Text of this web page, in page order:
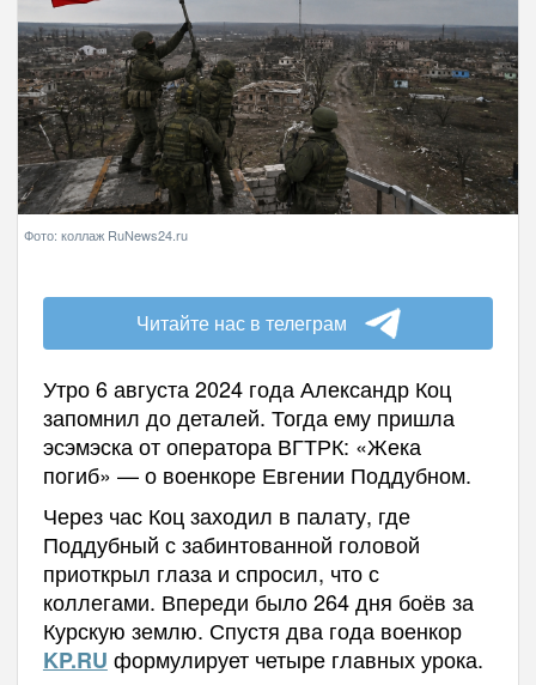
Фото: коллаж RuNews24.ru
Читайте нас в телеграм
Утро 6 августа 2024 года Александр Коц
запомнил до деталей. Тогда ему пришла
эсэмэска от оператора ВГТРК: «Жека
погиб» — о военкоре Евгении Поддубном.
Через час Коц заходил в палату, где
Поддубный с забинтованной головой
приоткрыл глаза и спросил, что с
коллегами. Впереди было 264 дня боёв за
Курскую землю. Спустя два года военкор
KP.RU формулирует четыре главных урока.